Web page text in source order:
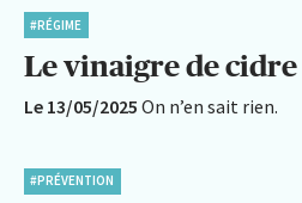
#RÉGIME
Le vinaigre de
Le 13/05/2025 On n’en sait rien.
#PRÉVENTION